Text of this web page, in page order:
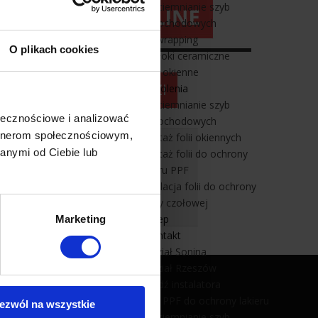
O plikach cookies
i analizować
społecznościowym,
od Ciebie lub
Marketing
na wszystkie
Przyciemnianie szyb
samochodowych
Car wrapping
Powłoki ceramiczne
Folie okienne
Szkolenia
Przyciemnianie szyb
samochodowych
Montaż folii okiennych
Montaż folii do ochrony
lakieru PPF
Instalacja folii do ochrony
szyby czołowej
Sklep
Kontakt
Oddział Sonina
Znajdź instalatora
folii okiennych!
możliwości.
Folie na okna